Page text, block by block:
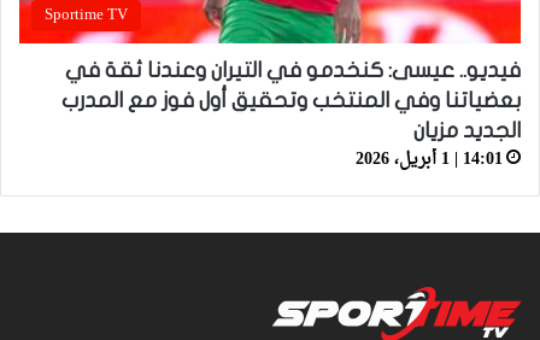
Sportime TV
فيديو.. عيسى: كنخدمو في التيران وعندنا ثقة في
بعضياتنا وفي المنتخب وتحقيق أول فوز مع المدرب
الجديد مزيان
14:01 | 1 أبريل، 2026